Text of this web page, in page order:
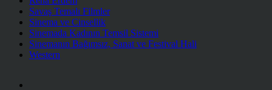
Savaş Temalı Filmler
Sinema ve Cinsellik
Sinemada Kadının Temsil Sistemi
Sinemanın Bağımsız, Sanat ve Festival Hali
Western